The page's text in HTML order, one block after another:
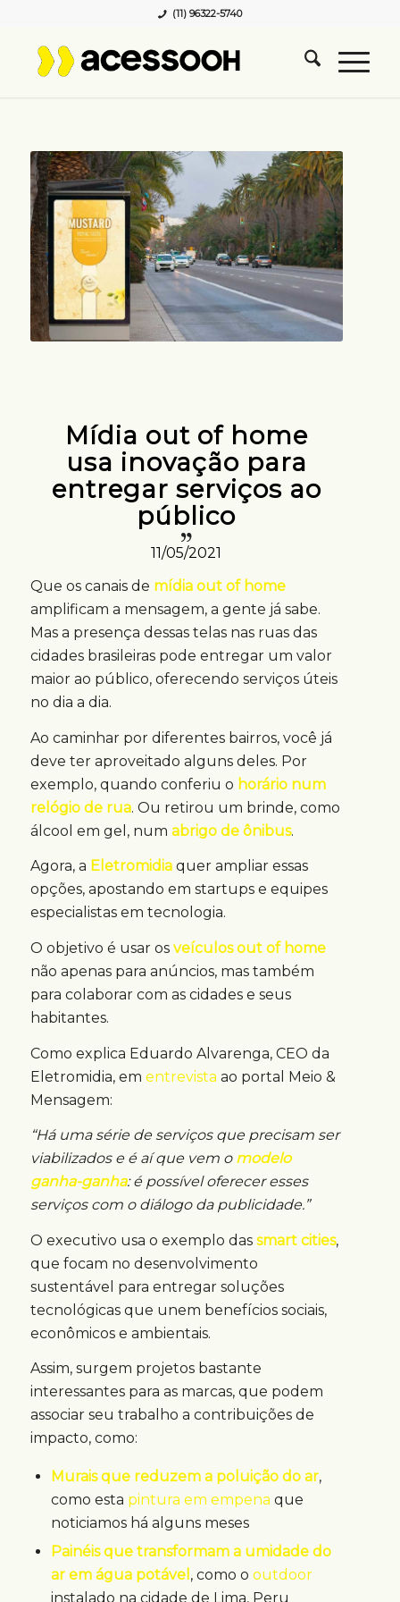
(11) 96322-5740
Mídia out of home
usa inovação para
entregar serviços ao
público
11/05/2021
Que os canais de mídia out of home
amplificam a mensagem, a gente já sabe.
Mas a presença dessas telas nas ruas das
cidades brasileiras pode entregar um valor
maior ao público, oferecendo serviços úteis
no dia a dia.
Ao caminhar por diferentes bairros, você já
deve ter aproveitado alguns deles. Por
exemplo, quando conferiu o horário num
relógio de rua. Ou retirou um brinde, como
álcool em gel, num abrigo de ônibus.
Agora, a Eletromidiaquer ampliar essas
opções, apostando em startups e equipes
especialistas em tecnologia.
O objetivo é usar os veículos out of home
não apenas para anúncios, mas também
para colaborar com as cidades e seus
habitantes.
Como explica Eduardo Alvarenga, CEO da
Eletromidia, em entrevista ao portal Meio &
Mensagem:
“Há uma série de serviços que precisam ser
viabilizados e é aí que vem o modelo
ganha-ganha: é possível oferecer esses
serviços com o diálogo da publicidade.”
O executivo usa o exemplo das smart cities,
que focam no desenvolvimento
sustentável para entregar soluções
tecnológicas que unem benefícios sociais,
econômicos e ambientais.
Assim, surgem projetos bastante
interessantes para as marcas, que podem
associar seu trabalho a contribuições de
impacto, como:
Murais que reduzem a poluição do ar,
como esta pintura em empena que
noticiamos há alguns meses
Painéis que transformam a umidade do
ar em água potável , como o outdoor
instalado na cidade de Lima, Peru